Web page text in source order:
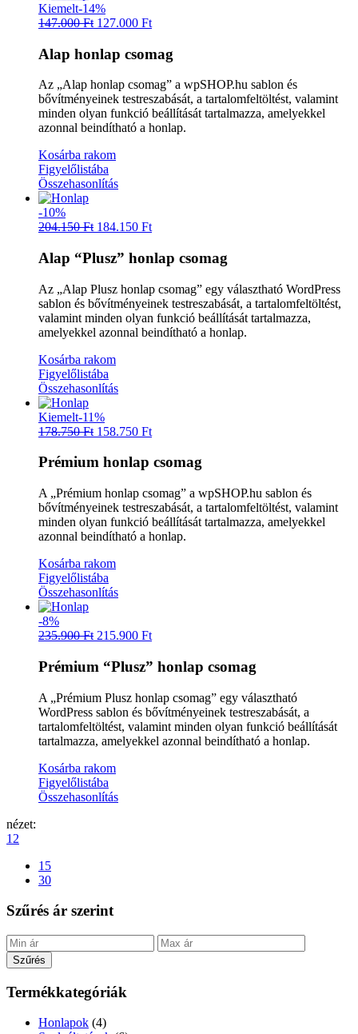
Kiemelt-14%
147.000Ft 127.000 Ft
Alap honlap csomag
Az „Alap honlap csomag” a wpSHOP.hu sablon és
bővítményeinek testreszabását, a tartalomfeltöltést, valamint
minden olyan funkció beállítását tartalmazza, amelyekkel
azonnal beindítható a honlap.
Kosárba rakom
Figyelőlistába
Összehasonlítás
-10%
204.150Ft 184.150 Ft
Alap “Plusz” honlap csomag
Az „Alap Plusz honlap csomag” egy választható WordPress
sablon és bővítményeinek testreszabását, a tartalomfeltöltést,
valamint minden olyan funkció beállítását tartalmazza,
amelyekkel azonnal beindítható a honlap.
Kosárba rakom
Figyelőlistába
Összehasonlítás
Kiemelt-11%
178.750Ft 158.750 Ft
Prémium honlap csomag
A „Prémium honlap csomag” a wpSHOP.hu sablon és
bővítményeinek testreszabását, a tartalomfeltöltést, valamint
minden olyan funkció beállítását tartalmazza, amelyekkel
azonnal beindítható a honlap.
Kosárba rakom
Figyelőlistába
Összehasonlítás
-8%
235.900Ft 215.900 Ft
Prémium “Plusz” honlap csomag
A „Prémium Plusz honlap csomag” egy választható
WordPress sablon és bővítményeinek testreszabását, a
tartalomfeltöltést, valamint minden olyan funkció beállítását
tartalmazza, amelyekkel azonnal beindítható a honlap.
Kosárba rakom
Figyelőlistába
Összehasonlítás
nézet:
12
15
30
Szűrés ár szerint
Szűrés
Termékkategóriák
Honlapok (4)